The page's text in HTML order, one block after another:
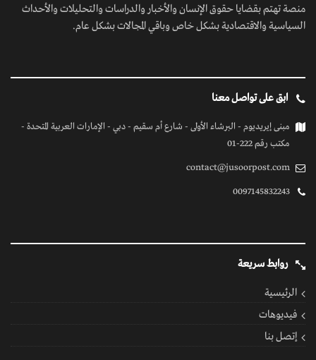
منصة تهتم بقضايا حقوق الإنسان والأخبار والدراسات والتحليلات والأحداث
السياسية والاقتصادية بشكل خاص وباقي المجالات بشكل عام.
ابق على تواصل معنا
مبنى إيريديوم - البرشاء الأولى - شارع أم سقيم - دبي - الإمارات العربية المتحدة -
مكتب رقم 222-01
contact@jusoorpost.com
0097145832243
روابط سريعة
الرئيسية
فيديوهات
إتصل بنا